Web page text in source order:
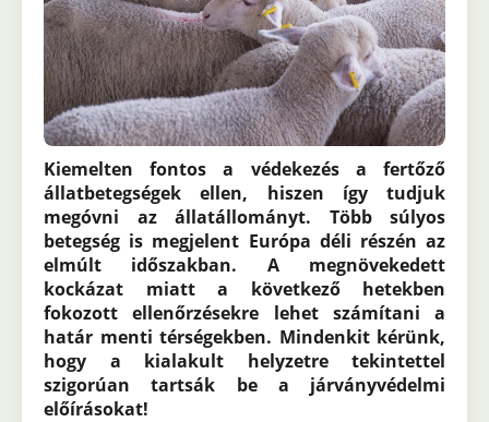
Kiemelten fontos a védekezés a fertőző
állatbetegségek ellen, hiszen így tudjuk
megóvni az állatállományt. Több súlyos
betegség is megjelent Európa déli részén az
elmúlt időszakban. A megnövekedett
kockázat miatt a következő hetekben
fokozott ellenőrzésekre lehet számítani a
határ menti térségekben. Mindenkit kérünk,
hogy a kialakult helyzetre tekintettel
szigorúan tartsák be a járványvédelmi
előírásokat!